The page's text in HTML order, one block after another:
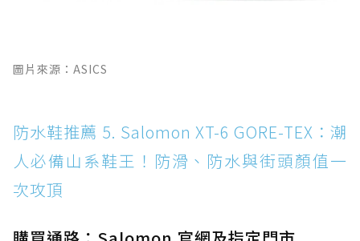
圖片來源：ASICS
防水鞋推薦 5. Salomon XT-6 GORE-TEX：潮
人必備山系鞋王！防滑、防水與街頭顏值一
次攻頂